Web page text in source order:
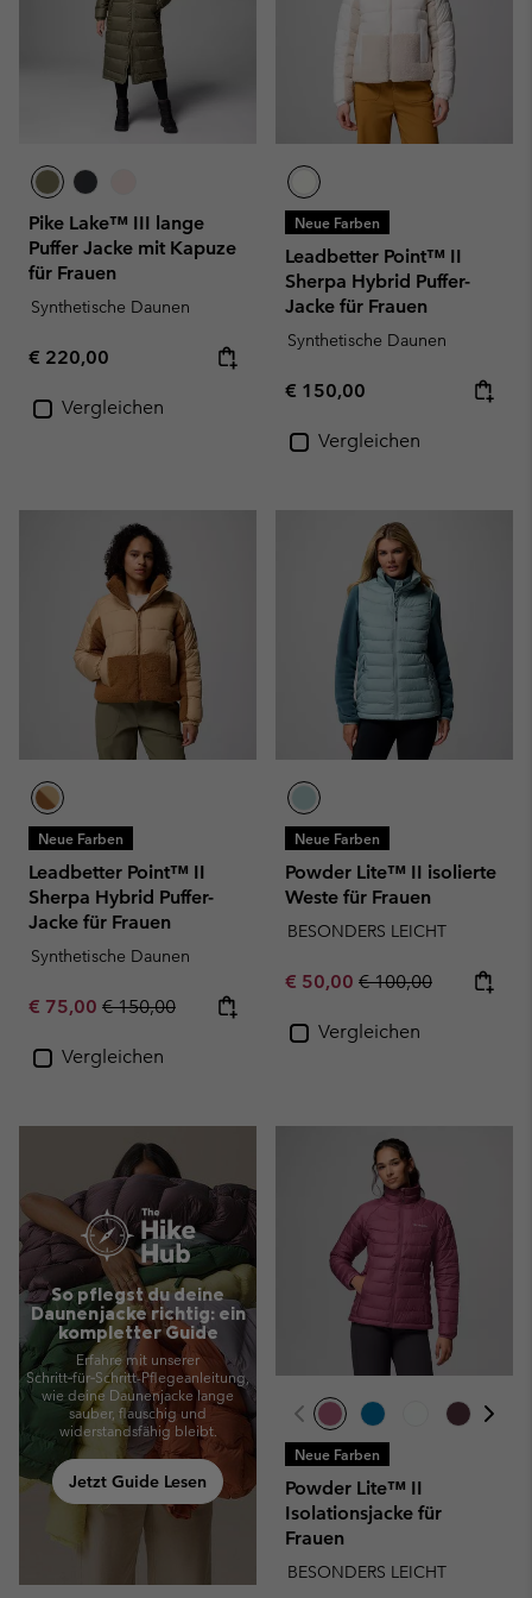
Pike Lake™ III lange
Puffer Jacke mit Kapuze
für Frauen
Synthetische Daunen
Regular price:
€ 220,00
Vergleichen
Neue Farben
Leadbetter Point™ II
Sherpa Hybrid Puffer-
Jacke für Frauen
Synthetische Daunen
Regular price:
€ 150,00
Vergleichen
Neue Farben
Leadbetter Point™ II
Sherpa Hybrid Puffer-
Jacke für Frauen
Synthetische Daunen
Sale price:
€ 75,00 Regular price:
€ 150,00
Vergleichen
Neue Farben
Powder Lite™ II isolierte
Weste für Frauen
BESONDERS LEICHT
Sale price:
€ 50,00 Regular price:
€ 100,00
Vergleichen
So pflegst du deine
Daunenjacke richtig: ein
kompletter Guide
Erfahre mit unserer
Schritt‑für‑Schritt-Pflegeanleitung,
wie deine Daunenjacke lange
sauber, flauschig und
widerstandsfähig bleibt.
Jetzt Guide Lesen
Neue Farben
Powder Lite™ II
Isolationsjacke für
Frauen
BESONDERS LEICHT